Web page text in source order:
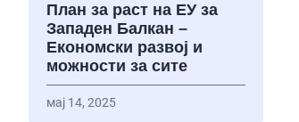
План за раст на ЕУ за
Западен Балкан –
Економски развој и
можности за сите
мај 14, 2025